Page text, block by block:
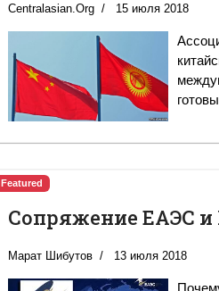
Centralasian.Org 15 июля 2018
Featured
Сопряжение ЕАЭС
Марат Шибутов 13 июля 2018